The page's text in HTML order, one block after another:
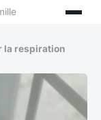
la respiration